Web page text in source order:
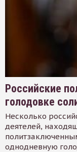
Российские
голодовке
Несколько
деятелей,
однодневную